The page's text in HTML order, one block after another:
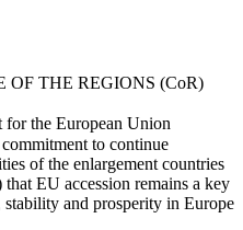
OF THE REGIONS (CoR)
for the European Union
to continue
of the enlargement countries
EU accession remains a key
and prosperity in Europe